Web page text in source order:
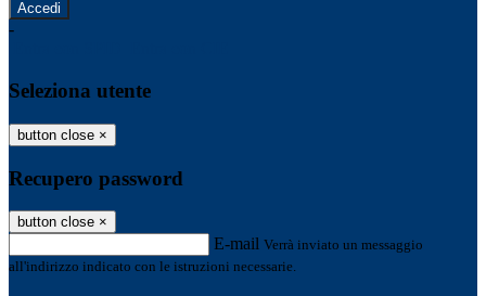
-
Seleziona utente
button close ×
Recupero password
button close ×
E-mail Verrà inviato un messaggio
all'indirizzo indicato con le istruzioni necessarie.